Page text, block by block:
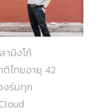
ามิงโก้
ไทยอายุ 42
งร่มทุก